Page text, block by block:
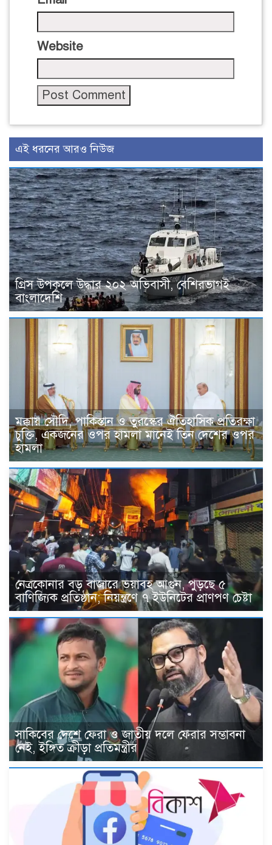
Website
এই ধরনের আরও নিউজ
গ্রিস উপকূলে উদ্ধার ২০২ অভিবাসী, বেশিরভাগই
বাংলাদেশি
মক্কায় সৌদি, পাকিস্তান ও তুরস্কের ঐতিহাসিক প্রতিরক্ষা
চুক্তি, একজনের ওপর হামলা মানেই তিন দেশের ওপর
হামলা
নেত্রকোনার বড় বাজারে ভয়াবহ আগুন, পুড়ছে ৫
বাণিজ্যিক প্রতিষ্ঠান; নিয়ন্ত্রণে ৭ ইউনিটের প্রাণপণ চেষ্টা
সাকিবের দেশে ফেরা ও জাতীয় দলে ফেরার সম্ভাবনা
নেই, ইঙ্গিত ক্রীড়া প্রতিমন্ত্রীর